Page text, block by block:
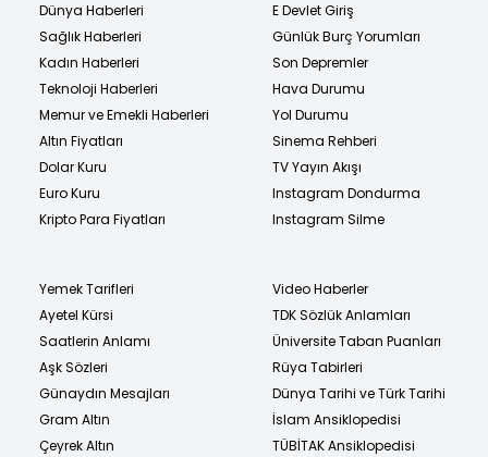
Dünya Haberleri
Sağlık Haberleri
Kadın Haberleri
Teknoloji Haberleri
Memur ve Emekli Haberleri
Altın Fiyatları
Dolar Kuru
Euro Kuru
Kripto Para Fiyatları
E Devlet Giriş
Günlük Burç Yorumları
Son Depremler
Hava Durumu
Yol Durumu
Sinema Rehberi
TV Yayın Akışı
Instagram Dondurma
Instagram Silme
Yemek Tarifleri
Ayetel Kürsi
Saatlerin Anlamı
Aşk Sözleri
Günaydın Mesajları
Gram Altın
Çeyrek Altın
Video Haberler
TDK Sözlük Anlamları
Üniversite Taban Puanları
Rüya Tabirleri
Dünya Tarihi ve Türk Tarihi
İslam Ansiklopedisi
TÜBİTAK Ansiklopedisi